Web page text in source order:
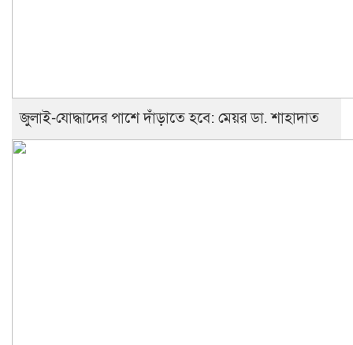
জুলাই-যোদ্ধাদের পাশে দাঁড়াতে হবে: মেয়র ডা. শাহাদাত